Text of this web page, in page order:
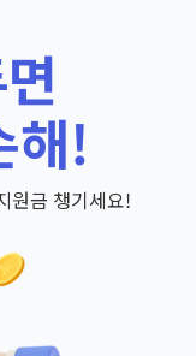
해!
원금 챙기세요!